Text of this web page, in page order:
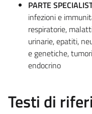
PARTE
infezioni e
respiratorie,
urinarie, epatiti,
e genetiche,
endocrino
Testi di